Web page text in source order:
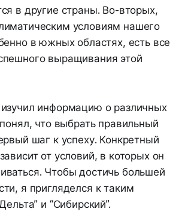
в другие страны. Во-вторых,
условиям нашего
в южных областях, есть все
выращивания этой
информацию о различных
что выбрать правильный
шаг к успеху. Конкретный
от условий, в которых он
Чтобы достичь большей
я пригляделся к таким
и “Сибирский”.